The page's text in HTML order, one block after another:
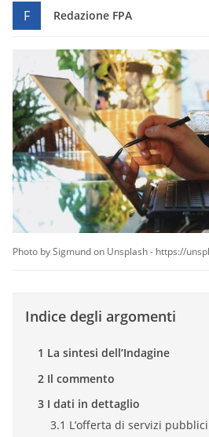
F Redazione FPA
Photo by Sigmund on Unsplash - https://
Indice degli argomenti
1 La sintesi dell’Indagine
2 Il commento
3 I dati in dettaglio
3.1 L’offerta di servizi